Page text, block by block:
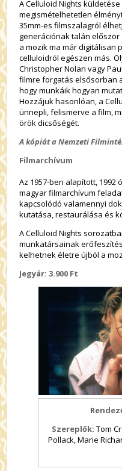
A Celluloid Nights
megismételhetetlen
35mm-es filmszalagról
generációnak talán
a mozik ma már digitálisan
celluloidról egészen más.
Christopher Nolan vagy
filmre forgatás elsősorban
hogy munkáik hogyan
Hozzájuk hasonlóan, a
ünnepli, felismerve a film,
örök dicsőségét.
A kópiát a Nemzeti
Filmarchívum
Az 1957-ben alapított,
magyar filmarchívum
kapcsolódó valamennyi
kutatása, restaurálása és
A Celluloid Nights
munkatársainak
kelhetnek életre újból a
Jegyár: 3.900 Ft
Szereplők: Tom
Pollack, Marie